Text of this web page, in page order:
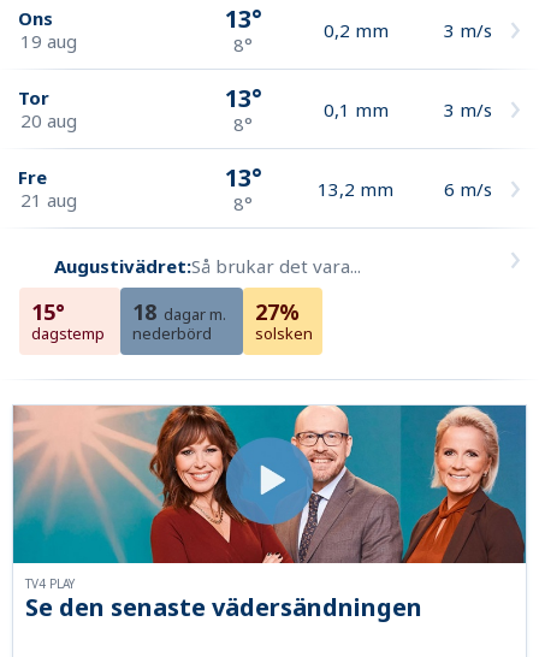
Ons
19 aug
13°
8°
0,2 mm 3 m/s
Tor
20 aug
13°
8°
0,1 mm 3 m/s
Fre
21 aug
13°
8°
13,2 mm 6 m/s
Augustivädret:Så brukar det vara...
15°
dagstemp
18 dagar m.
nederbörd
27%
solsken
Se den senaste vädersändningen
TV4 PLAY